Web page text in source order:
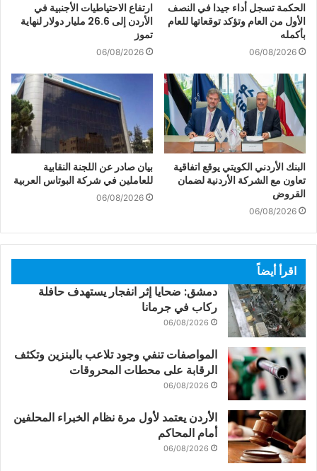
الحكمة تسجل أداء جيدا في النصف
الأول من العام وتؤكد توقعاتها للعام
بأكمله
06/08/2026
ارتفاع الاحتياطيات الأجنبية في
الأردن إلى 26.6 مليار دولار لنهاية
تموز
06/08/2026
البنك الأردني الكويتي يوقع اتفاقية
تعاون مع الشركة الأردنية لضمان
القروض
06/08/2026
بيان صادر عن اللجنة النقابية
للعاملين في شركة البوتاس العربية
06/08/2026
اقرأ أيضاً
دمشق: ضحايا إثر انفجار يستهدف حافلة
ركاب في جرمانا
06/08/2026
المواصفات تنفي وجود تلاعب بالبنزين وتكثف
الرقابة على محطات المحروقات
06/08/2026
الأردن يعتمد لأول مرة نظام الخبراء المحلفين
أمام المحاكم
06/08/2026